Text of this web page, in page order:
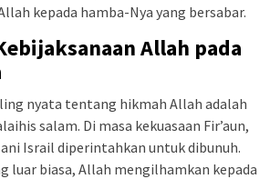
kepada hamba-Nya yang bersabar.
Allah pada
nyata tentang hikmah Allah adalah
salam. Di masa kekuasaan Fir’aun,
Israil diperintahkan untuk dibunuh.
luar biasa, Allah mengilhamkan kepada